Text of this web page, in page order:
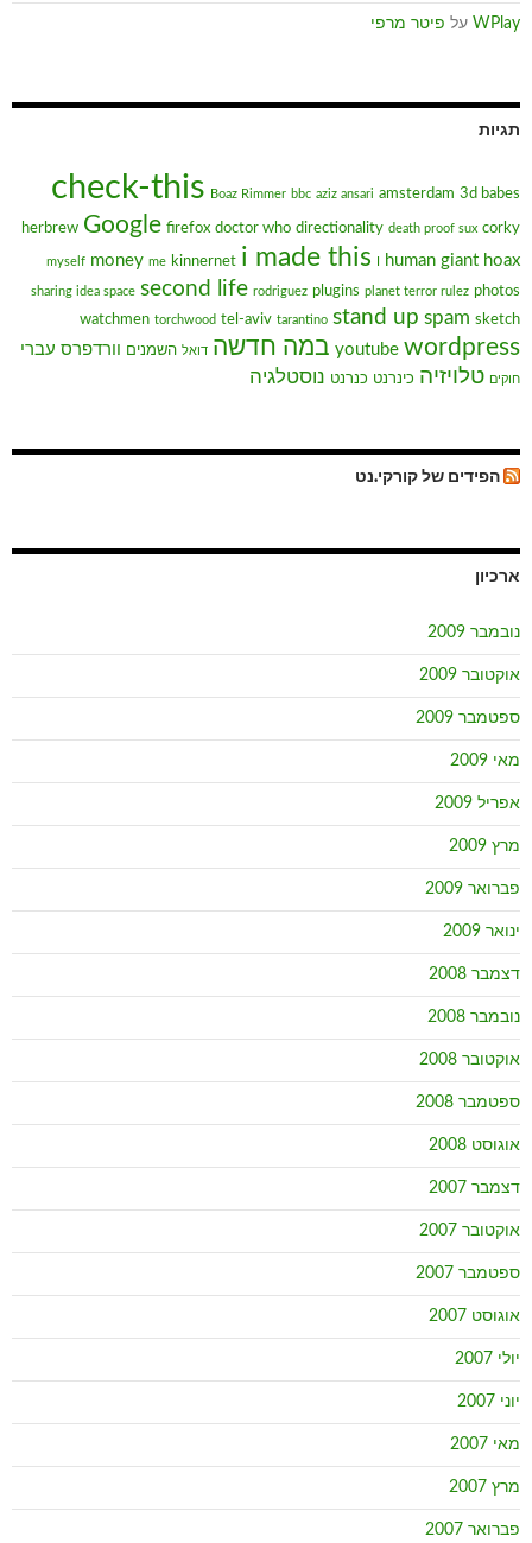
WPlay על פיטר מרפי
תגיות
3d babes
amsterdam
aziz ansari
bbc
Boaz Rimmer
check-this
corky
death proof sux
directionality
doctor who
firefox
Google
herbrew
hoax
human giant
i made this
kinnernet
me
money
myself
photos
planet terror rulez
plugins
rodriguez
second life
sharing idea space
sketch
spam
stand up
tarantino
tel-aviv
torchwood
watchmen
wordpress
youtube במה חדשה דואל השמנים וורדפרס עברי
חוקים טלויזיה כינרנט כנרנט נוסטלגיה
הפידים של קורקי.נט
ארכיון
נובמבר 2009
אוקטובר 2009
ספטמבר 2009
מאי 2009
אפריל 2009
מרץ 2009
פברואר 2009
ינואר 2009
דצמבר 2008
נובמבר 2008
אוקטובר 2008
ספטמבר 2008
אוגוסט 2008
דצמבר 2007
אוקטובר 2007
ספטמבר 2007
אוגוסט 2007
יולי 2007
יוני 2007
מאי 2007
מרץ 2007
פברואר 2007